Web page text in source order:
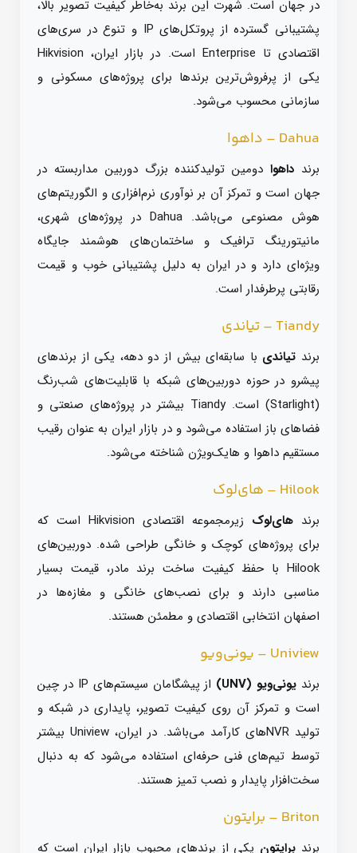
در جهان است. شهرت این برند به‌خاطر کیفیت تصویر بالا،
پشتیبانی گسترده از پروتکل‌های IP و تنوع در سری‌های
اقتصادی تا Enterprise است. در بازار ایران، Hikvision
یکی از پرفروش‌ترین برندها برای پروژه‌های مسکونی و
سازمانی محسوب می‌شود.
Dahua – داهوا
برندداهوا دومین تولیدکننده بزرگ دوربین مداربسته در
جهان است و تمرکز آن بر نوآوری نرم‌افزاری و الگوریتم‌های
هوش مصنوعی می‌باشد. Dahua در پروژه‌های شهری،
مانیتورینگ ترافیک و ساختمان‌های هوشمند جایگاه
ویژه‌ای دارد و در ایران به دلیل پشتیبانی خوب و قیمت
رقابتی پرطرفدار است.
Tiandy – تیاندی
برند تیاندی با سابقه‌ای بیش از دو دهه، یکی از برندهای
پیشرو در حوزه دوربین‌های شبکه با قابلیت‌های شب‌رنگ
(Starlight) است. Tiandy بیشتر در پروژه‌های صنعتی و
فضاهای باز استفاده می‌شود و در بازار ایران به عنوان رقیب
مستقیم داهوا و هایک‌ویژن شناخته می‌شود.
Hilook – های‌لوک
برندهای‌لوک
زیرمجموعه اقتصادی Hikvision است که
برای پروژه‌های کوچک و خانگی طراحی شده. دوربین‌های
Hilook با حفظ کیفیت ساخت برند مادر، قیمت بسیار
مناسبی دارند و برای نصب‌های خانگی و مغازه‌ها در
اصفهان انتخابی اقتصادی و مطمئن هستند.
Uniview – یونی‌ویو
برندیونی‌ویو (UNV)
از پیشگامان سیستم‌های IP در چین
است و تمرکز آن روی کیفیت تصویر، پایداری در شبکه و
تولید NVRهای کارآمد می‌باشد. در ایران، Uniview بیشتر
توسط تیم‌های فنی حرفه‌ای استفاده می‌شود که به دنبال
سخت‌افزار پایدار و نصب تمیز هستند.
Briton – برایتون
برندبرایتون یکی از برندهای محبوب بازار ایران است که